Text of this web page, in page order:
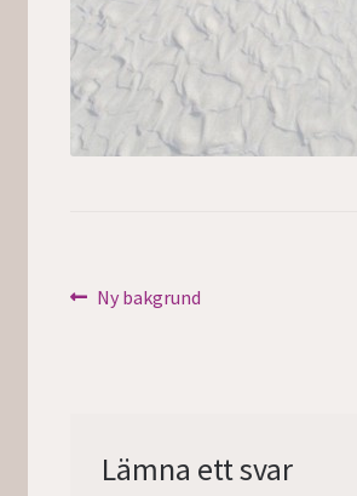
Inläggsnavigering
Föregående
Ny bakgrund
Lämna ett svar